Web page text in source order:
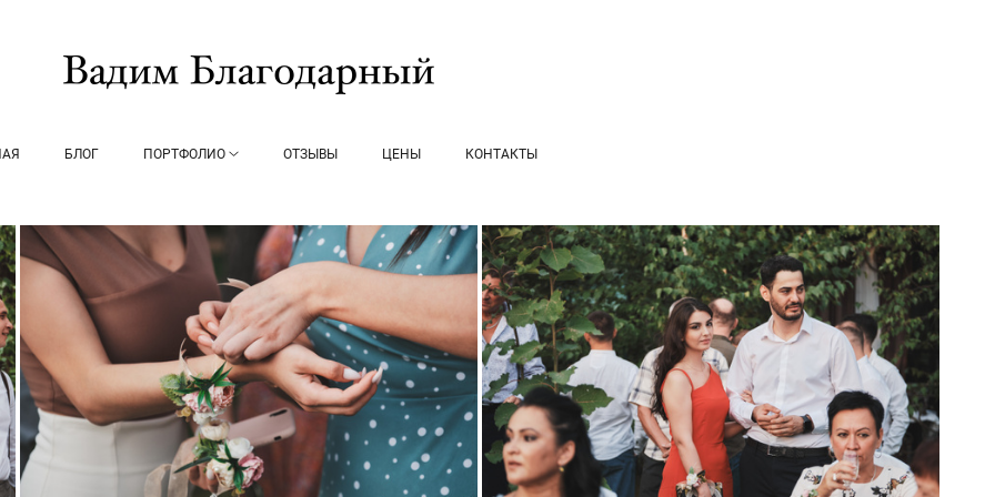
БЛОГ ПОРТФОЛИО ОТЗЫВЫ ЦЕНЫ КОНТАКТЫ